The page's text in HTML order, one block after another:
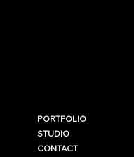
PORTFOLIO
STUDIO
CONTACT